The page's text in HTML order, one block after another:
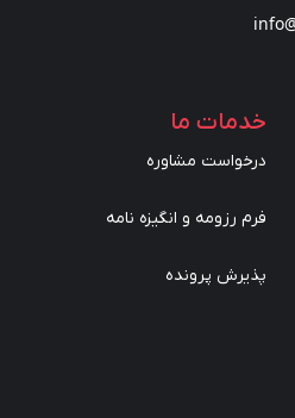
خدمات ما
درخواست مشاوره
فرم رزومه و انگیزه نامه
پذیرش پرونده